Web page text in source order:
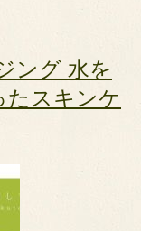
ング 水を
たスキンケ